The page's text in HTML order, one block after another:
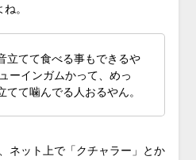
。
立てて食べる事もできるや
ーインガムかって、めっ
てて噛んでる人おるやん。
ネット上で「クチャラー」とか